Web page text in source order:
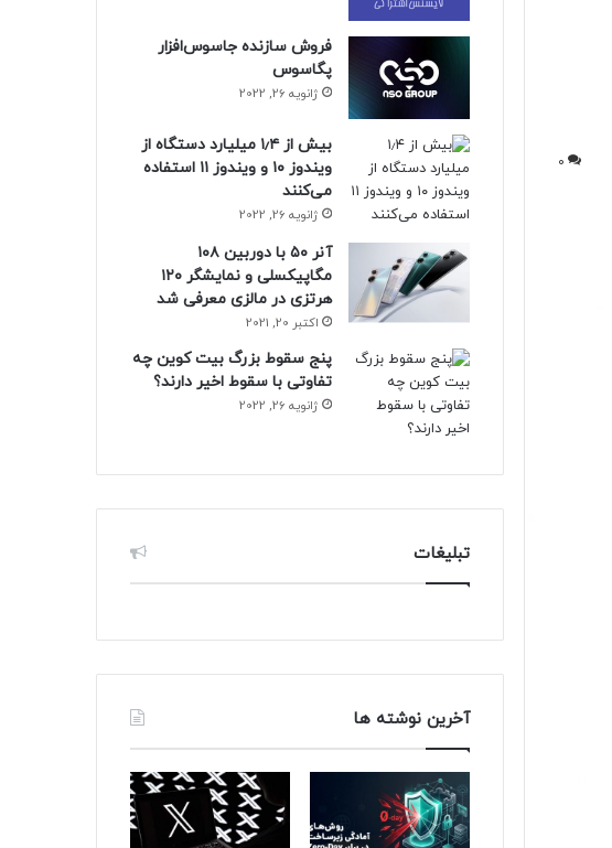
0
فروش سازنده جاسوس‌افزار
پگاسوس
ژانویه 26, 2022
بیش از ۱٫۴ میلیارد دستگاه از
ویندوز ۱۰ و ویندوز ۱۱ استفاده
می‌کنند
ژانویه 26, 2022
آنر ۵۰ با دوربین ۱۰۸
مگاپیکسلی و نمایشگر ۱۲۰
هرتزی در مالزی معرفی شد
اکتبر 20, 2021
پنج سقوط بزرگ بیت کوین چه
تفاوتی با سقوط اخیر دارند؟
ژانویه 26, 2022
تبلیغات
آخرین نوشته ها